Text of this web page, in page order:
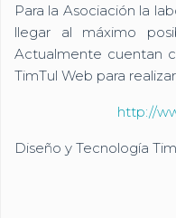
Para la Asociación la
llegar al máximo
Actualmente cuentan
TimTul Web para
http://
Diseño y Tecnología